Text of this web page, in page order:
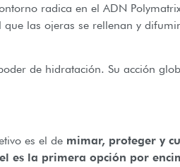
radica en el ADN
las ojeras se rellenan y
de hidratación. Su acción
es el de mimar, proteger y
es la primera opción por